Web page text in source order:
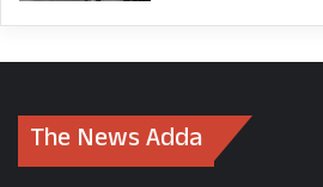
The News Adda